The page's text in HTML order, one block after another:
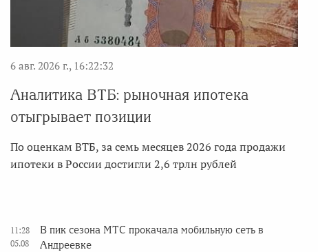
6 авг. 2026 г., 16:22:32
Аналитика ВТБ: рыночная ипотека
отыгрывает позиции
По оценкам ВТБ, за семь месяцев 2026 года продажи
ипотеки в России достигли 2,6 трлн рублей
11:28
05.08
В пик сезона МТС прокачала мобильную сеть в
Андреевке